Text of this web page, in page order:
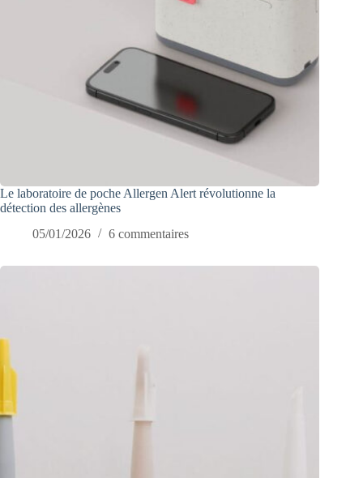
Le laboratoire de poche Allergen Alert révolutionne la
détection des allergènes
05/01/2026
6 commentaires